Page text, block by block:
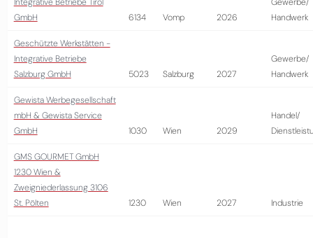
GmbH
6134 Vomp 2026
Handwerk
Geschützte Werkstätten -
Integrative Betriebe
Salzburg GmbH
5023 Salzburg 2027
Gewerbe/
Handwerk
Gewista Werbegesellschaft
mbH & Gewista Service
GmbH
1030 Wien 2029
Handel/
GMS GOURMET GmbH
1230 Wien &
Zweigniederlassung 3106
St. Pölten
1230 Wien 2027 Industrie